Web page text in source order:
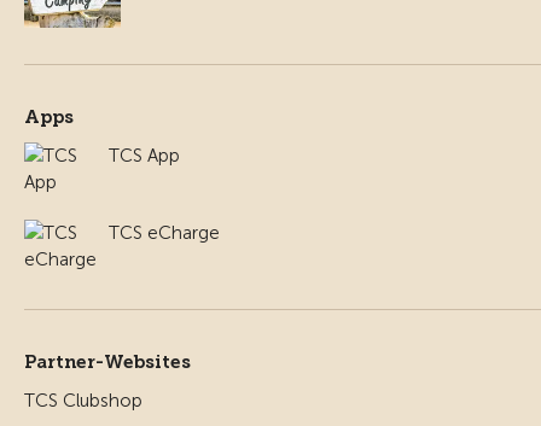
Apps
TCS App
TCS eCharge
Partner-Websites
TCS Clubshop